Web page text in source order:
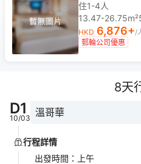
住1-4人
13.47-26.75m²
HKD 6,876+/
郵輪公司優惠
8天
D1
10/03 溫哥華
行程詳情
出發時間 ： 上午